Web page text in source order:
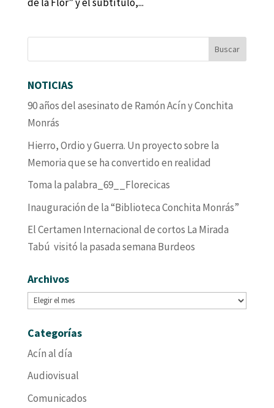
NOTICIAS
90 años del asesinato de Ramón Acín y Conchita
Monrás
Hierro, Ordio y Guerra. Un proyecto sobre la
Memoria que se ha convertido en realidad
Toma la palabra_69__Florecicas
Inauguración de la “Biblioteca Conchita Monrás”
El Certamen Internacional de cortos La Mirada
Tabú visitó la pasada semana Burdeos
Archivos
Archivos
Categorías
Acín al día
Audiovisual
Comunicados